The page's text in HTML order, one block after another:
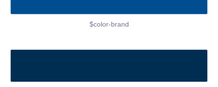
$color-brand